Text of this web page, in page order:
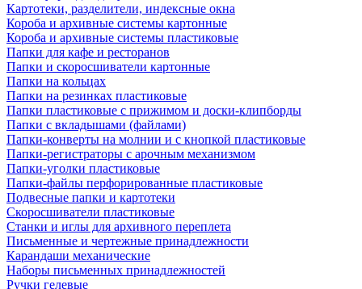
Картотеки, разделители, индексные окна
Короба и архивные системы картонные
Короба и архивные системы пластиковые
Папки для кафе и ресторанов
Папки и скоросшиватели картонные
Папки на кольцах
Папки на резинках пластиковые
Папки пластиковые с прижимом и доски-клипборды
Папки с вкладышами (файлами)
Папки-конверты на молнии и с кнопкой пластиковые
Папки-регистраторы с арочным механизмом
Папки-уголки пластиковые
Папки-файлы перфорированные пластиковые
Подвесные папки и картотеки
Скоросшиватели пластиковые
Станки и иглы для архивного переплета
Письменные и чертежные принадлежности
Карандаши механические
Наборы письменных принадлежностей
Ручки гелевые